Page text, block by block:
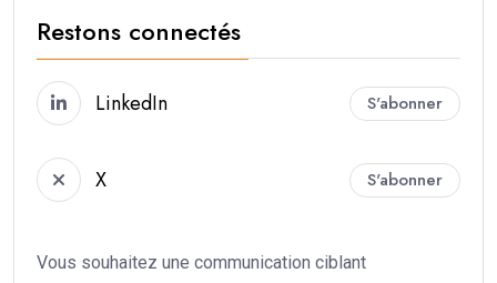
Restons connectés
LinkedIn S'abonner
X S'abonner
Vous souhaitez une communication ciblant